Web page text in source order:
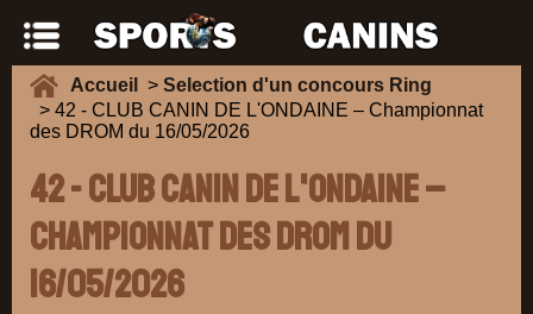
Accueil > Selection d'un concours Ring
> 42 - CLUB CANIN DE L'ONDAINE – Championnat
des DROM du 16/05/2026
42 - CLUB CANIN DE L'ONDAINE –
Championnat des DROM du
16/05/2026